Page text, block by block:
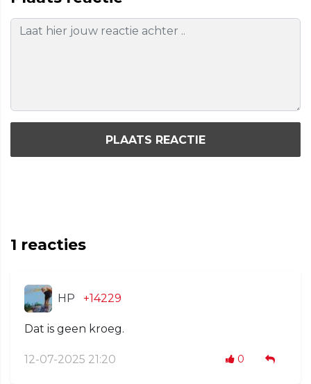
PLAATS REACTIE
1 reacties
HP +14229
Dat is geen kroeg.
12-07-2025 21:20 0